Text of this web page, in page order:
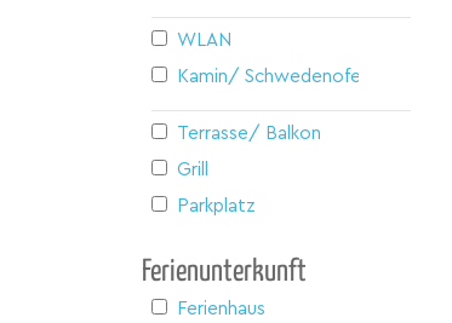
WLAN
Kamin/ Schwedenofen
Terrasse/ Balkon
Grill
Parkplatz
Ferienunterkunft
Ferienhaus